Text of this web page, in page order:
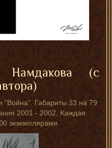
Намдакова (с
"Война". Габариты 33 на 79
2001 - 2002. Kaждая
экзeмплярами.